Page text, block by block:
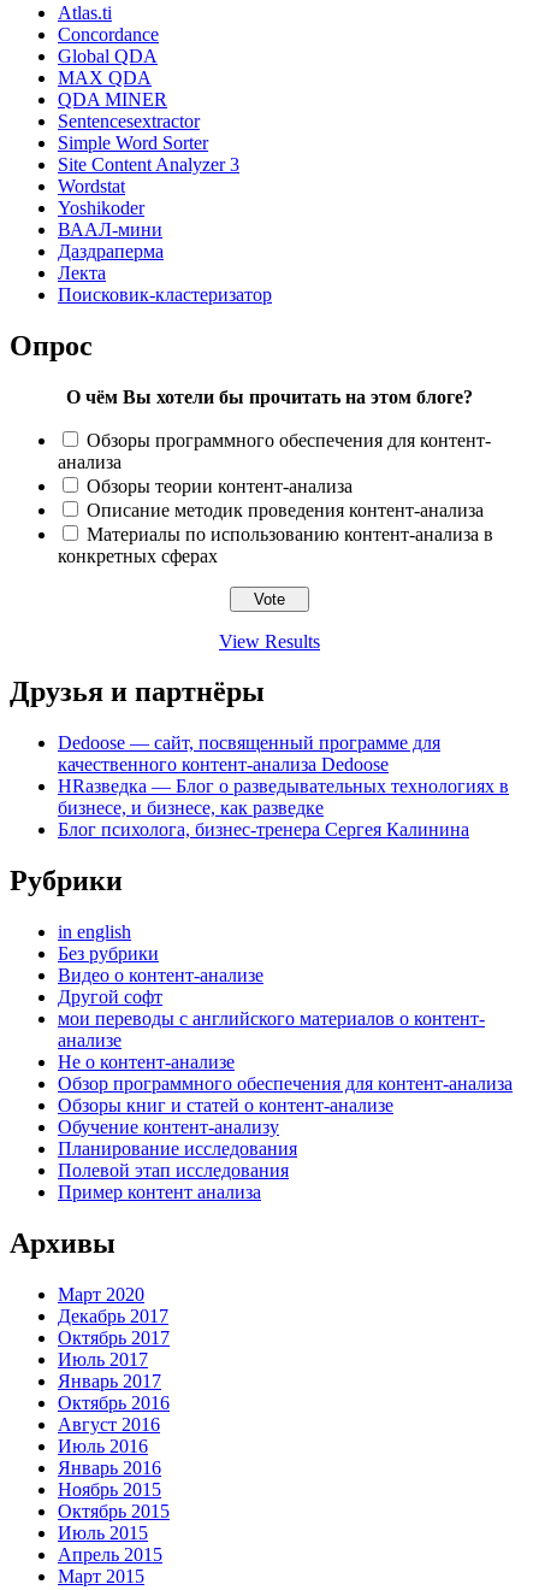
Atlas.ti
Concordance
Global QDA
MAX QDA
QDA MINER
Sentencesextractor
Simple Word Sorter
Site Content Analyzer 3
Wordstat
Yoshikoder
ВААЛ-мини
Даздраперма
Лекта
Поисковик-кластеризатор
Опрос
О чём Вы хотели бы прочитать на этом блоге?
Обзоры программного обеспечения для контент-
анализа
Обзоры теории контент-анализа
Описание методик проведения контент-анализа
Материалы по использованию контент-анализа в
конкретных сферах
View Results
Друзья и партнёры
Dedoose — сайт, посвященный программе для
качественного контент-анализа Dedoose
HRазведка — Блог о разведывательных технологиях в
бизнесе, и бизнесе, как разведке
Блог психолога, бизнес-тренера Сергея Калинина
Рубрики
in english
Без рубрики
Видео о контент-анализе
Другой софт
мои переводы с английского материалов о контент-
анализе
Не о контент-анализе
Обзор программного обеспечения для контент-анализа
Обзоры книг и статей о контент-анализе
Обучение контент-анализу
Планирование исследования
Полевой этап исследования
Пример контент анализа
Архивы
Март 2020
Декабрь 2017
Октябрь 2017
Июль 2017
Январь 2017
Октябрь 2016
Август 2016
Июль 2016
Январь 2016
Ноябрь 2015
Октябрь 2015
Июль 2015
Апрель 2015
Март 2015